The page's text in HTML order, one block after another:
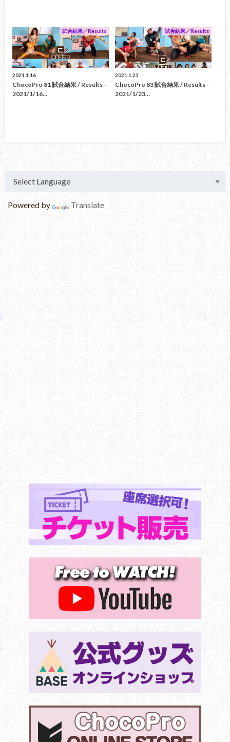
試合結果／Results
2021.1.16
ChocoPro 81 試合結果 / Results -
2021/1/16…
試合結果／Results
2021.1.23
ChocoPro 83 試合結果 / Results -
2021/1/23…
Powered by Translate